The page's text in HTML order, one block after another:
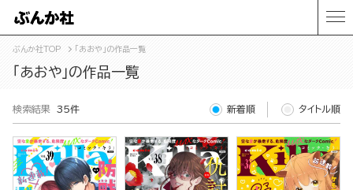
ぶんか社TOP 「あおや」の作品一覧
「あおや」の作品一覧
検索結果 35件 新着順 タイトル順